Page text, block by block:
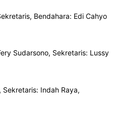
Bendahara: Edi Cahyo
Sudarsono, Sekretaris: Lussy
Sekretaris: Indah Raya,